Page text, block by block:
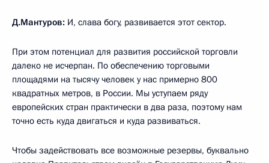
Д.Мантуров: И, слава богу, развивается этот сектор.
При этом потенциал для развития российской торговли
далеко не исчерпан. По обеспечению торговыми
площадями на тысячу человек у нас примерно 800
квадратных метров, в России. Мы уступаем ряду
европейских стран практически в два раза, поэтому нам
точно есть куда двигаться и куда развиваться.
Чтобы задействовать все возможные резервы, буквально